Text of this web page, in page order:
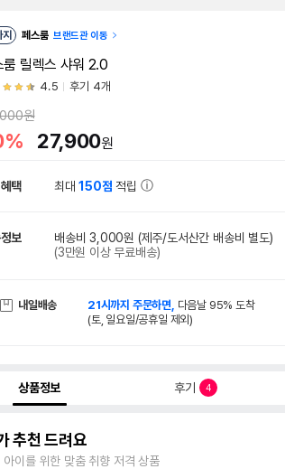
페스룸 브랜드관 이동
룸 릴렉스 샤워 2.0
4.5 후기 4개
원
27,900원
택 최대150점 적립
보 배송비 3,000원 (제주/도서산간 배송비 별도)
(3만원 이상 무료배송)
내일배송 21시까지 주문하면, 다음날 95% 도착
(토, 일요일/공휴일 제외)
상품정보 후기 4
추천 드려요
아이를 위한 맞춤 취향 저격 상품